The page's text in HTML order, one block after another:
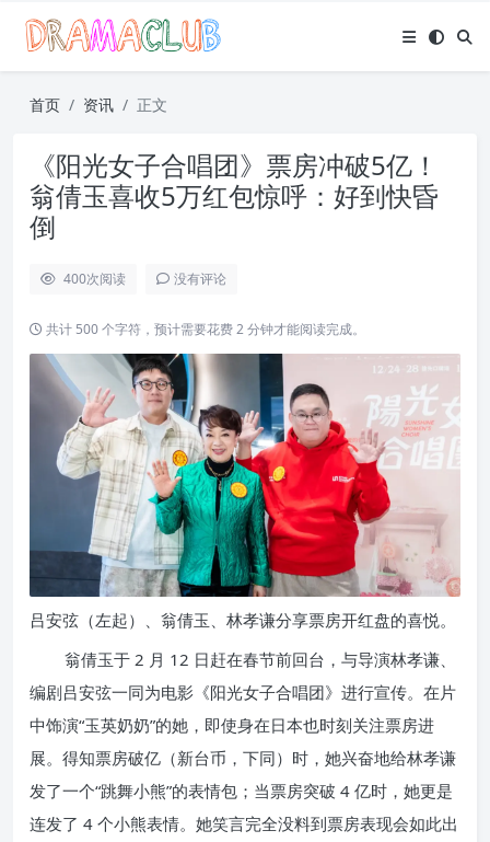
首页 资讯 正文
《阳光女子合唱团》票房冲破5亿！
翁倩玉喜收5万红包惊呼：好到快昏
倒
400次阅读 没有评论
共计 500 个字符，预计需要花费 2 分钟才能阅读完成。
吕安弦（左起）、翁倩玉、林孝谦分享票房开红盘的喜悦。
翁倩玉于 2 月 12 日赶在春节前回台，与导演林孝谦、
编剧吕安弦一同为电影《阳光女子合唱团》进行宣传。在片
中饰演“玉英奶奶”的她，即使身在日本也时刻关注票房进
展。得知票房破亿（新台币，下同）时，她兴奋地给林孝谦
发了一个“跳舞小熊”的表情包；当票房突破 4 亿时，她更是
连发了 4 个小熊表情。她笑言完全没料到票房表现会如此出